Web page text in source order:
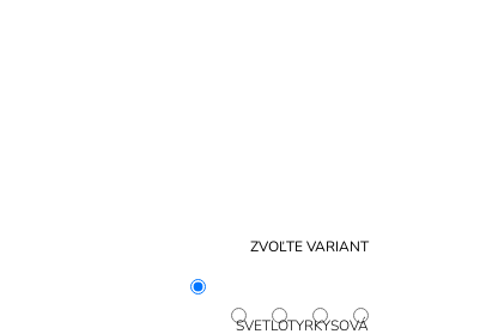
ZVOĽTE VARIANT
SVETLOTYRKYSOVÁ